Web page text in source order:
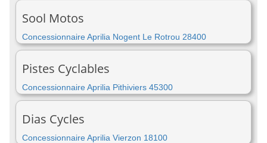
Sool Motos
Concessionnaire Aprilia Nogent Le Rotrou 28400
Pistes Cyclables
Concessionnaire Aprilia Pithiviers 45300
Dias Cycles
Concessionnaire Aprilia Vierzon 18100